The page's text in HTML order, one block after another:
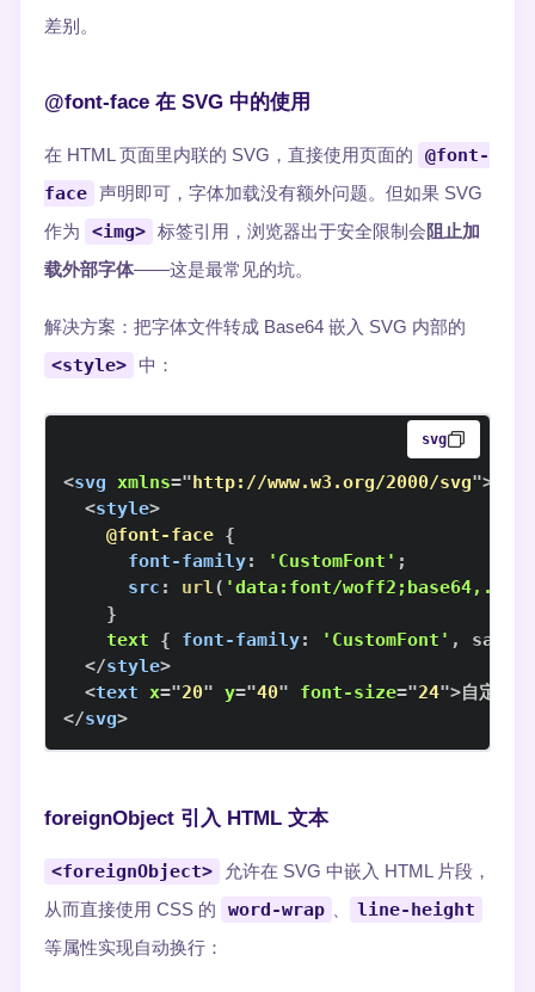
差别。
@font-face 在 SVG 中的使用
在 HTML 页面里内联的 SVG，直接使用页面的
@font-
face 声明即可，字体加载没有额外问题。但如果 SVG
作为
<img> 标签引用，浏览器出于安全限制会阻止加
载外部字体——这是最常见的坑。
解决方案：把字体文件转成 Base64 嵌入 SVG 内部的
<style> 中：
svg
<svg xmlns="http://www.w3.org/2000/svg">
<style>
@font-face {
font-family: 'CustomFont' ;
src : url( 'data:font/woff2;base64,...'
}
text
{ font-family: 'CustomFont' ,
</style>
<text x="20" y="40" font-size="24">自定义
</svg>
foreignObject 引入 HTML 文本
<foreignObject>
允许在 SVG 中嵌入 HTML 片段，
从而直接使用 CSS 的
word-wrap line-height
等属性实现自动换行：